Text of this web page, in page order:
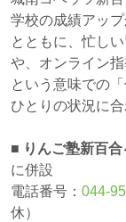
学校の成績アッ
とともに、忙し
や、オンライン
という意味での
ひとりの状況に
■ りんご塾新百合
に併設
電話番号： 044-
休）